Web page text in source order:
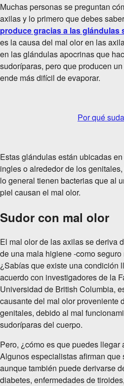
Muchas personas se preguntan
axilas y lo primero que debes
produce gracias a las glándulas
es la causa del mal olor en las
en las glándulas apocrinas que
sudoríparas, pero que producen
ende más difícil de evaporar.
Por qué
Estas glándulas están ubicadas
ingles o alrededor de los
lo general tienen bacterias que al
piel causan el mal olor.
Sudor con mal olor
El mal olor de las axilas se deriva
de una mala higiene -como
¿Sabías que existe una condición
acuerdo con investigadores de la
Universidad de British Columbia,
causante del mal olor proveniente
genitales, debido al mal
sudoríparas del cuerpo.
Pero, ¿cómo es que puedes llegar
Algunos especialistas afirman que
aunque también puede derivarse
diabetes, enfermedades de